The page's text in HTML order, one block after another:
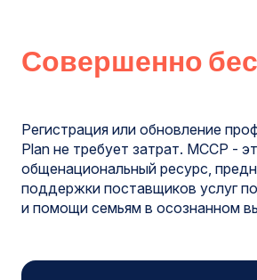
Совершенно
Регистрация или обновление
Plan не требует затрат. MCCP -
общенациональный ресурс,
поддержки поставщиков услуг
и помощи семьям в осознанном